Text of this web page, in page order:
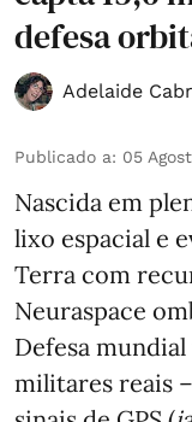
defesa
Adelaide
Publicado a: 05
Nascida em
lixo espacial e
Terra com
Neuraspace
Defesa
militares reais